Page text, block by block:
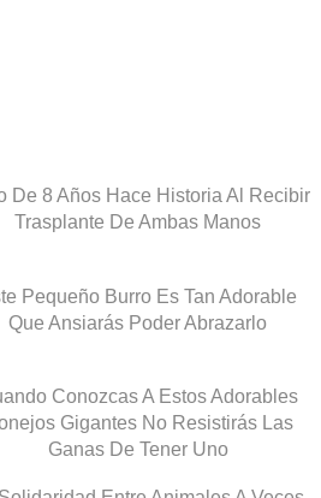
De 8 Años Hace Historia Al Recibir
Trasplante De Ambas Manos
Pequeño Burro Es Tan Adorable
Que Ansiarás Poder Abrazarlo
Conozcas A Estos Adorables
Gigantes No Resistirás Las
Ganas De Tener Uno